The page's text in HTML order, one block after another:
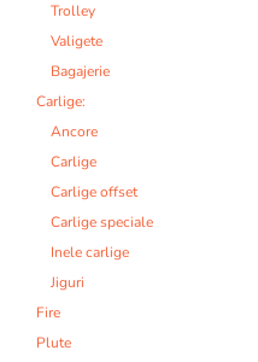
Trolley
Valigete
Bagajerie
Carlige:
Ancore
Carlige
Carlige offset
Carlige speciale
Inele carlige
Jiguri
Fire
Plute